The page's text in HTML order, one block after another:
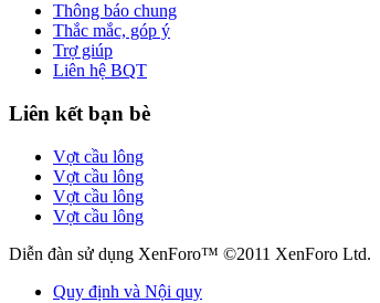
Thông báo chung
Thắc mắc, góp ý
Trợ giúp
Liên hệ BQT
Liên kết bạn bè
Vợt cầu lông
Vợt cầu lông
Vợt cầu lông
Vợt cầu lông
Diễn đàn sử dụng XenForo™ ©2011 XenForo Ltd.
Quy định và Nội quy